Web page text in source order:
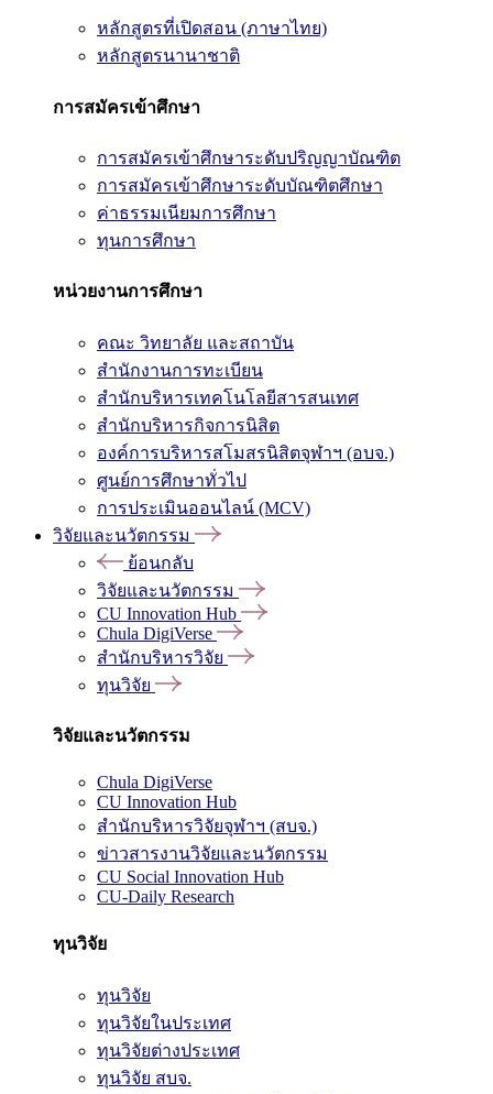
หลักสูตรที่เปิดสอน (ภาษาไทย)
หลักสูตรนานาชาติ
การสมัครเข้าศึกษา
การสมัครเข้าศึกษาระดับปริญญาบัณฑิต
การสมัครเข้าศึกษาระดับบัณฑิตศึกษา
ค่าธรรมเนียมการศึกษา
ทุนการศึกษา
หน่วยงานการศึกษา
คณะ วิทยาลัย และสถาบัน
สำนักงานการทะเบียน
สำนักบริหารเทคโนโลยีสารสนเทศ
สำนักบริหารกิจการนิสิต
องค์การบริหารสโมสรนิสิตจุฬาฯ (อบจ.)
ศูนย์การศึกษาทั่วไป
การประเมินออนไลน์ (MCV)
วิจัยและนวัตกรรม
ย้อนกลับ
วิจัยและนวัตกรรม
CU Innovation Hub
Chula DigiVerse
สำนักบริหารวิจัย
ทุนวิจัย
วิจัยและนวัตกรรม
Chula DigiVerse
CU Innovation Hub
สำนักบริหารวิจัยจุฬาฯ (สบจ.)
ข่าวสารงานวิจัยและนวัตกรรม
CU Social Innovation Hub
CU-Daily Research
ทุนวิจัย
ทุนวิจัย
ทุนวิจัยในประเทศ
ทุนวิจัยต่างประเทศ
ทุนวิจัย สบจ.